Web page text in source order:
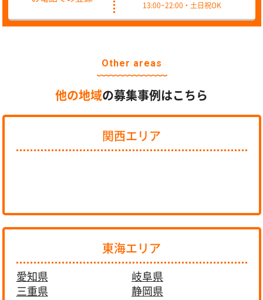
13:00~22:00・土日祝OK
Other areas
他の地域の募集事例はこちら
関西エリア
東海エリア
愛知県
岐阜県
三重県
静岡県